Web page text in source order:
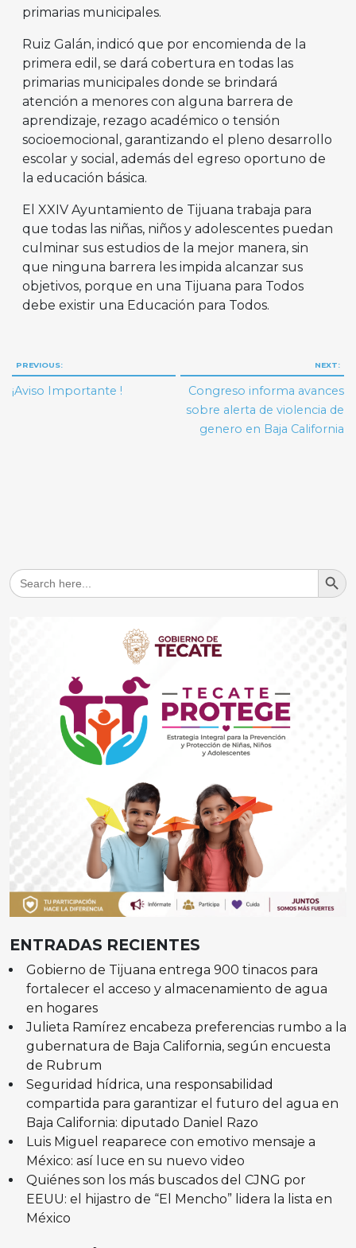
primarias municipales.
Ruiz Galán, indicó que por encomienda de la
primera edil, se dará cobertura en todas las
primarias municipales donde se brindará
atención a menores con alguna barrera de
aprendizaje, rezago académico o tensión
socioemocional, garantizando el pleno desarrollo
escolar y social, además del egreso oportuno de
la educación básica.
El XXIV Ayuntamiento de Tijuana trabaja para
que todas las niñas, niños y adolescentes puedan
culminar sus estudios de la mejor manera, sin
que ninguna barrera les impida alcanzar sus
objetivos, porque en una Tijuana para Todos
debe existir una Educación para Todos.
Navegación
de
PREVIOUS:
¡Aviso Importante !
NEXT:
Congreso informa avances
sobre alerta de violencia de
genero en Baja California
Search
for:
Search
ENTRADAS RECIENTES
Gobierno de Tijuana entrega 900 tinacos para
fortalecer el acceso y almacenamiento de agua
en hogares
Julieta Ramírez encabeza preferencias rumbo a la
gubernatura de Baja California, según encuesta
de Rubrum
Seguridad hídrica, una responsabilidad
compartida para garantizar el futuro del agua en
Baja California: diputado Daniel Razo
Luis Miguel reaparece con emotivo mensaje a
México: así luce en su nuevo video
Quiénes son los más buscados del CJNG por
EEUU: el hijastro de “El Mencho” lidera la lista en
México